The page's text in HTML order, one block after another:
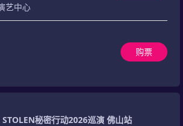
艺中心
购票
STOLEN秘密行动2026巡演 佛山站